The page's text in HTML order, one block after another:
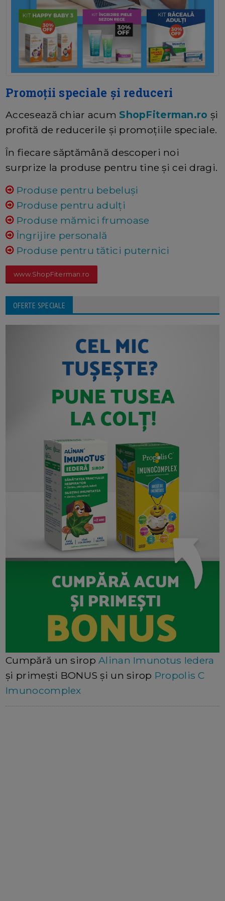
Promoții speciale și reduceri
Accesează chiar acum ShopFiterman.ro și
profită de reducerile și promoțiile speciale.
În fiecare săptămână descoperi noi
surprize la produse pentru tine și cei dragi.
Produse pentru bebeluși
Produse pentru adulți
Produse mămici frumoase
Îngrijire personală
Produse pentru tătici puternici
www.ShopFiterman.ro
OFERTE SPECIALE
Cumpără un siropAlinan Imunotus Iedera
și primești BONUS și un sirop Propolis C
Imunocomplex